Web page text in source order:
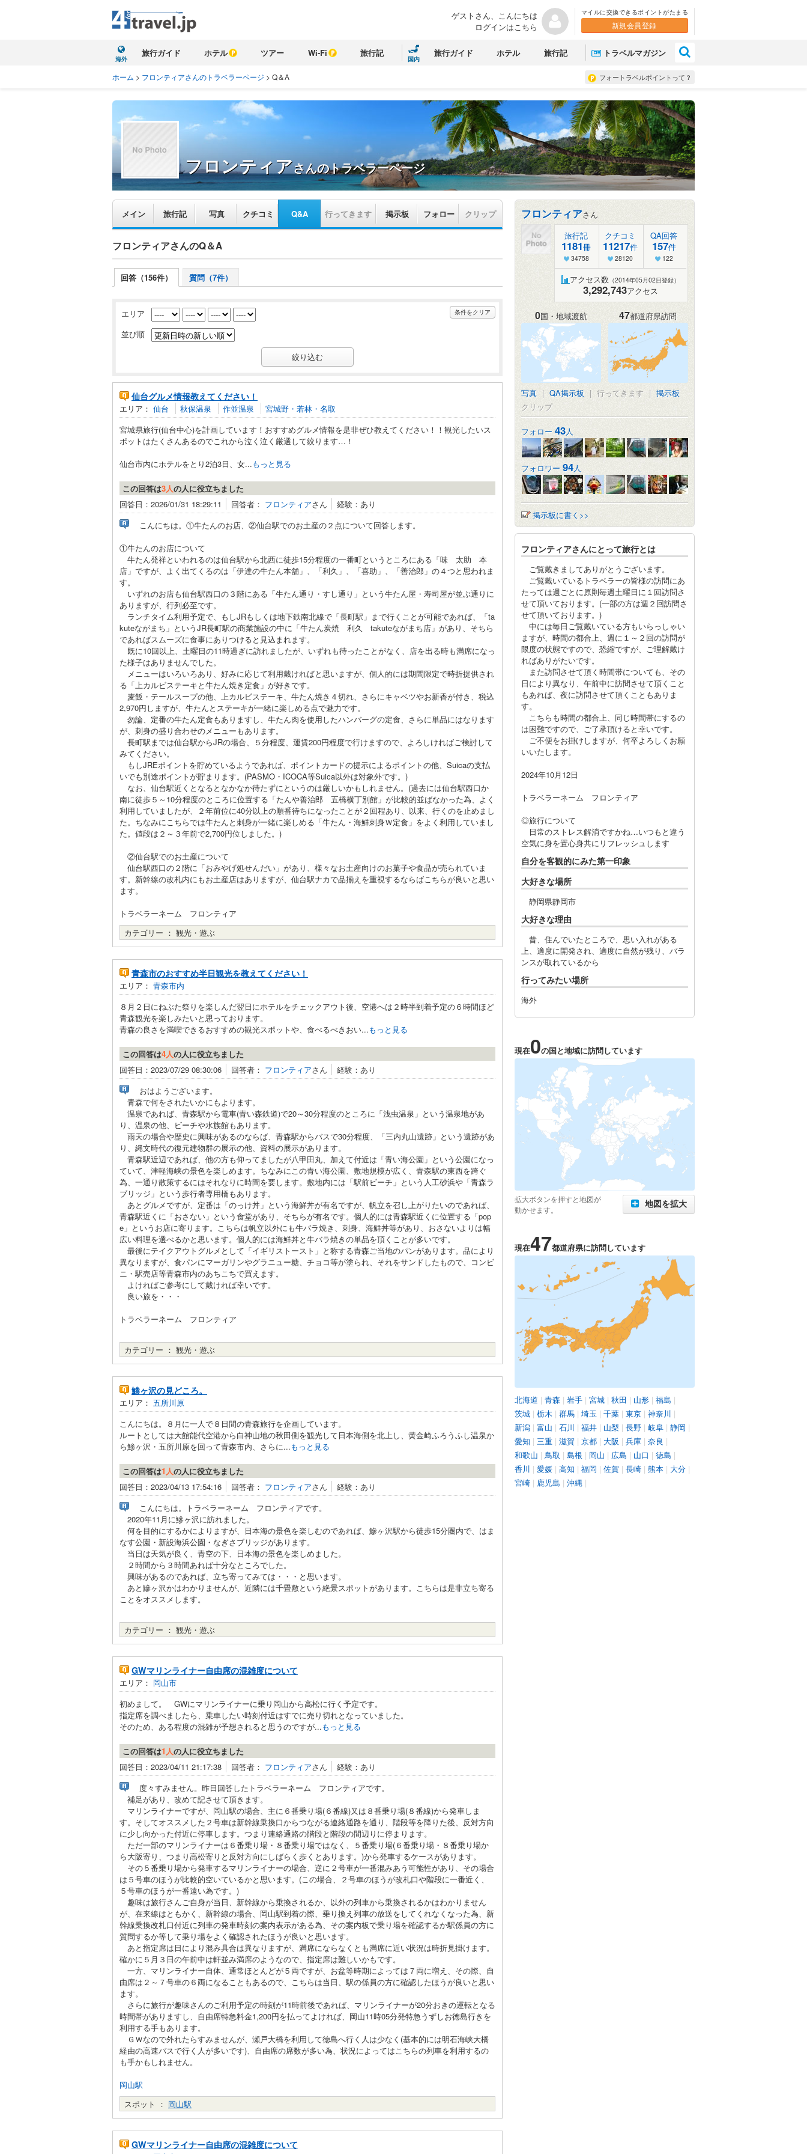
ゲストさん、こんにちは
ログインはこちら
マイルに交換できるポイントがたまる
新規会員登録
海外
旅行ガイド ホテル ツアー Wi-Fi 旅行記
国内
旅行ガイド ホテル 旅行記 トラベルマガジン
フォートラベルポイントって？
ホーム > フロンティアさんのトラベラーページ > Q＆A
フロンティアさんのトラベラーページ
メイン 旅行記 写真 クチコミ Q&A 行ってきます 掲示板 フォロー クリップ
フロンティアさんのQ＆A
回答（156件） 質問（7件）
条件をクリア
エリア
並び順
仙台グルメ情報教えてください！
エリア： 仙台 秋保温泉 作並温泉
宮城野・若林・名取
宮城県旅行(仙台中心)を計画しています！おすすめグルメ情報を是非ぜひ教えてください！！観光したいス
ポットはたくさんあるのでこれから泣く泣く厳選して絞ります…！
仙台市内にホテルをとり2泊3日、女...もっと見る
この回答は3人の人に役立ちました
回答日：2026/01/31 18:29:11
回答者： フロンティアさん
経験：あり
こんにちは。①牛たんのお店、②仙台駅でのお土産の２点について回答します。
①牛たんのお店について
牛たん発祥といわれるのは仙台駅から北西に徒歩15分程度の一番町というところにある「味 太助 本
店」ですが、よく出てくるのは「伊達の牛たん本舗」、「利久」、「喜助」、「善治郎」の４つと思われま
す。
いずれのお店も仙台駅西口の３階にある「牛たん通り・すし通り」という牛たん屋・寿司屋が並ぶ通りに
ありますが、行列必至です。
ランチタイム利用予定で、もしJRもしくは地下鉄南北線で「長町駅」まで行くことが可能であれば、「ta
kuteながまち」というJR長町駅の商業施設の中に「牛たん炭焼 利久 takuteながまち店」があり、そちら
であればスムーズに食事にありつけると見込まれます。
既に10回以上、土曜日の11時過ぎに訪れましたが、いずれも待ったことがなく、店を出る時も満席になっ
た様子はありませんでした。
メニューはいろいろあり、好みに応じて利用戴ければと思いますが、個人的には期間限定で時折提供され
る「上カルビステーキと牛たん焼き定食」が好きです。
麦飯・テールスープの他、上カルビステーキ、牛たん焼き４切れ、さらにキャベツやお新香が付き、税込
2,970円しますが、牛たんとステーキが一緒に楽しめる点で魅力です。
勿論、定番の牛たん定食もありますし、牛たん肉を使用したハンバーグの定食、さらに単品にはなります
が、刺身の盛り合わせのメニューもあります。
長町駅までは仙台駅からJRの場合、５分程度、運賃200円程度で行けますので、よろしければご検討して
みてください。
もしJREポイントを貯めているようであれば、ポイントカードの提示によるポイントの他、Suicaの支払
いでも別途ポイントが貯まります。(PASMO・ICOCA等Suica以外は対象外です。)
なお、仙台駅近くとなるとなかなか待たずにというのは厳しいかもしれません。(過去には仙台駅西口か
南に徒歩５～10分程度のところに位置する「たんや善治郎 五橋横丁別館」が比較的並ばなかった為、よく
利用していましたが、２年前位に40分以上の順番待ちになったことが２回程あり、以来、行くのを止めまし
た。ちなみにこちらでは牛たんと刺身が一緒に楽しめる「牛たん・海鮮刺身Ｗ定食」をよく利用していまし
た。値段は２～３年前で2,700円位しました。)
②仙台駅でのお土産について
仙台駅西口の２階に「おみやげ処せんだい」があり、様々なお土産向けのお菓子や食品が売られていま
す。新幹線の改札内にもお土産店はありますが、仙台駅ナカで品揃えを重視するならばこちらが良いと思い
ます。
トラベラーネーム フロンティア
カテゴリー ： 観光・遊ぶ
青森市のおすすめ半日観光を教えてください！
エリア： 青森市内
８月２日にねぶた祭りを楽しんだ翌日にホテルをチェックアウト後、空港へは２時半到着予定の６時間ほど
青森観光を楽しみたいと思っております。
青森の良さを満喫できるおすすめの観光スポットや、食べるべきおい...もっと見る
この回答は4人の人に役立ちました
回答日：2023/07/29 08:30:06
回答者： フロンティアさん
経験：あり
おはようございます。
青森で何をされたいかにもよります。
温泉であれば、青森駅から電車(青い森鉄道)で20～30分程度のところに「浅虫温泉」という温泉地があ
り、温泉の他、ビーチや水族館もあります。
雨天の場合や歴史に興味があるのならば、青森駅からバスで30分程度、「三内丸山遺跡」という遺跡があ
り、縄文時代の復元建物群の展示の他、資料の展示があります。
青森駅近辺であれば、他の方も仰ってましたが八甲田丸、加えて付近は「青い海公園」という公園になっ
ていて、津軽海峡の景色を楽しめます。ちなみにこの青い海公園、敷地規模が広く、青森駅の東西を跨ぐ
為、一通り散策するにはそれなりに時間を要します。敷地内には「駅前ビーチ」という人工砂浜や「青森ラ
ブリッジ」という歩行者専用橋もあります。
あとグルメですが、定番は「のっけ丼」という海鮮丼が有名ですが、帆立を召し上がりたいのであれば、
青森駅近くに「おさない」という食堂があり、そちらが有名です。個人的には青森駅近くに位置する「pop
e」というお店に寄ります。こちらは帆立以外にも牛バラ焼き、刺身、海鮮丼等があり、おさないよりは幅
広い料理を選べるかと思います。個人的には海鮮丼と牛バラ焼きの単品を頂くことが多いです。
最後にテイクアウトグルメとして「イギリストースト」と称する青森ご当地のパンがあります。品により
異なりますが、食パンにマーガリンやグラニュー糖、チョコ等が塗られ、それをサンドしたもので、コンビ
ニ・駅売店等青森市内のあちこちで買えます。
よければご参考にして戴ければ幸いです。
良い旅を・・・
トラベラーネーム フロンティア
カテゴリー ： 観光・遊ぶ
鯵ヶ沢の見どころ。
エリア： 五所川原
こんにちは。８月に一人で８日間の青森旅行を企画しています。
ルートとしては大館能代空港から白神山地の秋田側を観光して日本海側を北上し、黄金崎ふろうふし温泉か
ら鯵ヶ沢・五所川原を回って青森市内、さらに...もっと見る
この回答は1人の人に役立ちました
回答日：2023/04/13 17:54:16
回答者： フロンティアさん
経験：あり
こんにちは。トラベラーネーム フロンティアです。
2020年11月に鰺ヶ沢に訪れました。
何を目的にするかによりますが、日本海の景色を楽しむのであれば、鰺ヶ沢駅から徒歩15分圏内で、はま
なす公園・新設海浜公園・なぎさブリッジがあります。
当日は天気が良く、青空の下、日本海の景色を楽しめました。
２時間から３時間あれば十分なところでした。
興味があるのであれば、立ち寄ってみては・・・と思います。
あと鰺ヶ沢かはわかりませんが、近隣には千畳敷という絶景スポットがあります。こちらは是非立ち寄る
ことをオススメします。
カテゴリー ： 観光・遊ぶ
GWマリンライナー自由席の混雑度について
エリア： 岡山市
初めまして。 GWにマリンライナーに乗り岡山から高松に行く予定です。
指定席を調べましたら、乗車したい時刻付近はすでに売り切れとなっていました。
そのため、ある程度の混雑が予想されると思うのですが...もっと見る
この回答は1人の人に役立ちました
回答日：2023/04/11 21:17:38
回答者： フロンティアさん
経験：あり
度々すみません。昨日回答したトラベラーネーム フロンティアです。
補足があり、改めて記させて頂きます。
マリンライナーですが、岡山駅の場合、主に６番乗り場(６番線)又は８番乗り場(８番線)から発車しま
す。そしてオススメした２号車は新幹線乗換口からつながる連絡通路を通り、階段等を降りた後、反対方向
に少し向かった付近に停車します。つまり連絡通路の階段と階段の間辺りに停まります。
ただ一部のマリンライナーは６番乗り場・８番乗り場ではなく、５番乗り場(６番乗り場・８番乗り場か
ら大阪寄り、つまり高松寄りと反対方向にしばらく歩くとあります。)から発車するケースがあります。
その５番乗り場から発車するマリンライナーの場合、逆に２号車が一番混みあう可能性があり、その場合
は５号車のほうが比較的空いているかと思います。(この場合、２号車のほうが改札口や階段に一番近く、
５号車のほうが一番遠い為です。)
趣味は旅行さんご自身が当日、新幹線から乗換されるか、以外の列車から乗換されるかはわかりません
が、在来線はともかく、新幹線の場合、岡山駅到着の際、乗り換え列車の放送をしてくれなくなった為、新
幹線乗換改札口付近に列車の発車時刻の案内表示がある為、その案内板で乗り場を確認するか駅係員の方に
質問するか等して乗り場をよく確認されたほうが良いと思います。
あと指定席は日により混み具合は異なりますが、満席にならなくとも満席に近い状況は時折見掛けます。
確かに５月３日の午前中は軒並み満席のようなので、指定席は難しいかもです。
一方、マリンライナー自体、通常ほとんどが５両ですが、お盆等時期によっては７両に増え、その際、自
由席は２～７号車の６両になることもあるので、こちらは当日、駅の係員の方に確認したほうが良いと思い
ます。
さらに旅行が趣味さんのご利用予定の時刻が11時前後であれば、マリンライナーが20分おきの運転となる
時間帯がありますし、自由席特急料金1,200円を払ってよければ、岡山11時05分発特急うずしお徳島行きを
利用する手もあります。
ＧＷなので外れたらすみませんが、瀬戸大橋を利用して徳島へ行く人は少なく(基本的には明石海峡大橋
経由の高速バスで行く人が多いです)、自由席の席数が多い為、状況によってはこちらの列車を利用するの
も手かもしれません。
岡山駅
スポット ： 岡山駅
GWマリンライナー自由席の混雑度について
フロンティアさん
旅行記
1181冊
34758
クチコミ
11217件
28120
QA回答
157件
122
アクセス数 （2014年05月02日登録）
3,292,743アクセス
0国・地域渡航 47都道府県訪問
写真 | QA掲示板 | 行ってきます | 掲示板
クリップ
フォロー 43人
フォロワー 94人
掲示板に書く>>
フロンティアさんにとって旅行とは
ご覧戴きましてありがとうございます。
ご覧戴いているトラベラーの皆様の訪問にあ
たっては週ごとに原則毎週土曜日に１回訪問さ
せて頂いております。(一部の方は週２回訪問さ
せて頂いております。)
中には毎日ご覧戴いている方もいらっしゃい
ますが、時間の都合上、週に１～２回の訪問が
限度の状態ですので、恐縮ですが、ご理解戴け
ればありがたいです。
また訪問させて頂く時間帯についても、その
日により異なり、午前中に訪問させて頂くこと
もあれば、夜に訪問させて頂くこともありま
す。
こちらも時間の都合上、同じ時間帯にするの
は困難ですので、ご了承頂けると幸いです。
ご不便をお掛けしますが、何卒よろしくお願
いいたします。
2024年10月12日
トラベラーネーム フロンティア
◎旅行について
日常のストレス解消ですかね…いつもと違う
空気に身を置心身共にリフレッシュします
自分を客観的にみた第一印象
大好きな場所
静岡県静岡市
大好きな理由
昔、住んでいたところで、思い入れがある
上、適度に開発され、適度に自然が残り、バラ
ンスが取れているから
行ってみたい場所
海外
現在0の国と地域に訪問しています
拡大ボタンを押すと地図が
動かせます。
地図を拡大
現在47都道府県に訪問しています
北海道 | 青森 | 岩手 | 宮城 | 秋田 | 山形 | 福島 |
茨城 | 栃木 | 群馬 | 埼玉 | 千葉 | 東京 | 神奈川 |
新潟 | 富山 | 石川 | 福井 | 山梨 | 長野 | 岐阜 | 静岡 |
愛知 | 三重 | 滋賀 | 京都 | 大阪 | 兵庫 | 奈良 |
和歌山 | 鳥取 | 島根 | 岡山 | 広島 | 山口 | 徳島 |
香川 | 愛媛 | 高知 | 福岡 | 佐賀 | 長崎 | 熊本 | 大分 |
宮崎 | 鹿児島 | 沖縄 |